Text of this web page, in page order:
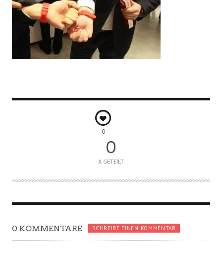
0
0
X GETEILT
0 KOMMENTARE SCHREIBE EINEN KOMMENTAR